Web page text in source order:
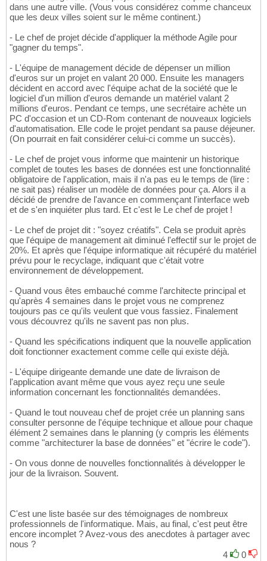
dans une autre ville. (Vous vous considérez comme chanceux
que les deux villes soient sur le même continent.)
- Le chef de projet décide d'appliquer la méthode Agile pour
"gagner du temps".
- L'équipe de management décide de dépenser un million
d'euros sur un projet en valant 20 000. Ensuite les managers
décident en accord avec l'équipe achat de la société que le
logiciel d'un million d'euros demande un matériel valant 2
millions d'euros. Pendant ce temps, une secrétaire achète un
PC d'occasion et un CD-Rom contenant de nouveaux logiciels
d'automatisation. Elle code le projet pendant sa pause déjeuner.
(On pourrait en fait considérer celui-ci comme un succès).
- Le chef de projet vous informe que maintenir un historique
complet de toutes les bases de données est une fonctionnalité
obligatoire de l'application, mais il n'a pas eu le temps de (lire :
ne sait pas) réaliser un modèle de données pour ça. Alors il a
décidé de prendre de l'avance en commençant l'interface web
et de s'en inquiéter plus tard. Et c'est le Le chef de projet !
- Le chef de projet dit : "soyez créatifs". Cela se produit après
que l'équipe de management ait diminué l'effectif sur le projet de
20%. Et après que l'équipe informatique ait récupéré du matériel
prévu pour le recyclage, indiquant que c'était votre
environnement de développement.
- Quand vous êtes embauché comme l'architecte principal et
qu'après 4 semaines dans le projet vous ne comprenez
toujours pas ce qu'ils veulent que vous fassiez. Finalement
vous découvrez qu'ils ne savent pas non plus.
- Quand les spécifications indiquent que la nouvelle application
doit fonctionner exactement comme celle qui existe déjà.
- L'équipe dirigeante demande une date de livraison de
l'application avant même que vous ayez reçu une seule
information concernant les fonctionnalités demandées.
- Quand le tout nouveau chef de projet crée un planning sans
consulter personne de l'équipe technique et alloue pour chaque
élément 2 semaines dans le planning (y compris les éléments
comme "architecturer la base de données" et "écrire le code").
- On vous donne de nouvelles fonctionnalités à développer le
jour de la livraison. Souvent.
C'est une liste basée sur des témoignages de nombreux
professionnels de l'informatique. Mais, au final, c'est peut être
encore incomplet ? Avez-vous des anecdotes à partager avec
nous ?
4
0